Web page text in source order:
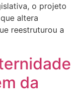
o projeto
altera
reestruturou a
da